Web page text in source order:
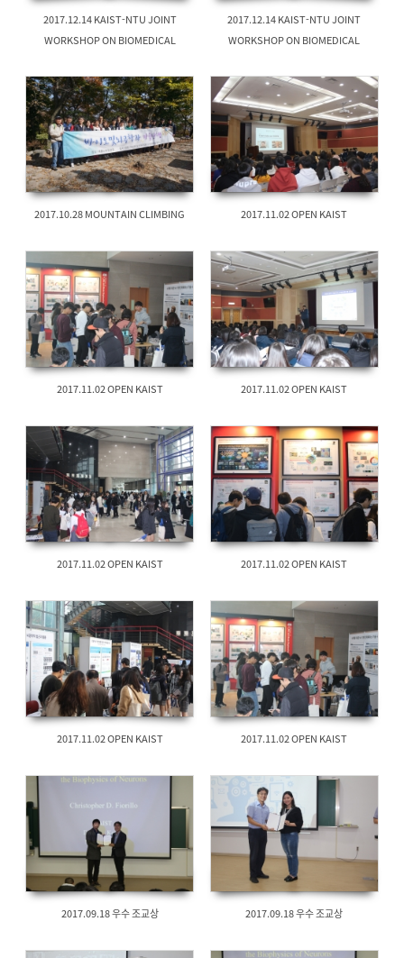
2017.12.14 KAIST-NTU JOINT
WORKSHOP ON BIOMEDICAL
2017.12.14 KAIST-NTU JOINT
WORKSHOP ON BIOMEDICAL
2017.10.28 MOUNTAIN CLIMBING 2017.11.02 OPEN KAIST
2017.11.02 OPEN KAIST 2017.11.02 OPEN KAIST
2017.11.02 OPEN KAIST 2017.11.02 OPEN KAIST
2017.11.02 OPEN KAIST 2017.11.02 OPEN KAIST
2017.09.18 우수 조교상 2017.09.18 우수 조교상